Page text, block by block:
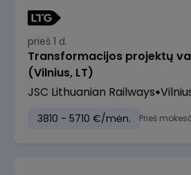
prieš 1 d.
Transformacijos projektų
(Vilnius, LT)
JSC Lithuanian Railways
3810 - 5710 €/mėn. Prieš